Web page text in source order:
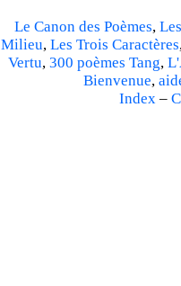
Le Canon des Poèmes,
Milieu, Les Trois Caractères
Vertu, 300 poèmes Tang,
Bienvenue,
Index–